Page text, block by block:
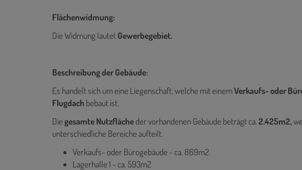
Flächenwidmung:
Die Widmung lautetGewerbegebiet.
Beschreibung der Gebäude:
Es handelt sich um eine Liegenschaft, welche mit einemVerkaufs- oder
Flugdach bebaut ist.
Diegesamte Nutzflächeder vorhandenen Gebäude beträgt ca.2.425m2,
unterschiedliche Bereiche aufteilt.
Verkaufs- oder Bürogebäude - ca. 869m2
Lagerhalle 1 - ca. 593m2